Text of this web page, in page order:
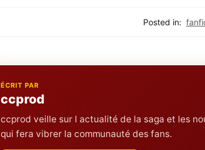
Posted in:
ÉCRIT PAR
ccprod
ccprod veille sur l actualité de la saga et les
qui fera vibrer la communauté des fans.